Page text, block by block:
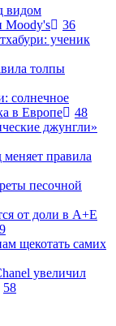
видом
Moody's
36
ученик
толпы
солнечное
в Европе
48
джунгли»
правила
песочной
от доли в A+E
щекотать самих
увеличил
58